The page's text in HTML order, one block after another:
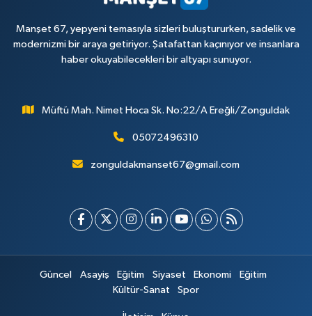
Manşet 67, yepyeni temasıyla sizleri buluştururken, sadelik ve
modernizmi bir araya getiriyor. Şatafattan kaçınıyor ve insanlara
haber okuyabilecekleri bir altyapı sunuyor.
Müftü Mah. Nimet Hoca Sk. No:22/A Ereğli/Zonguldak
05072496310
zonguldakmanset67@gmail.com
Güncel Asayiş Eğitim Siyaset Ekonomi
Eğitim
Kültür-Sanat
Spor